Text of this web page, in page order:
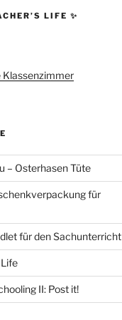
LIFE ✨
Klassenzimmer
– Osterhasen Tüte
für
für den Sachunterricht
II: Post it!